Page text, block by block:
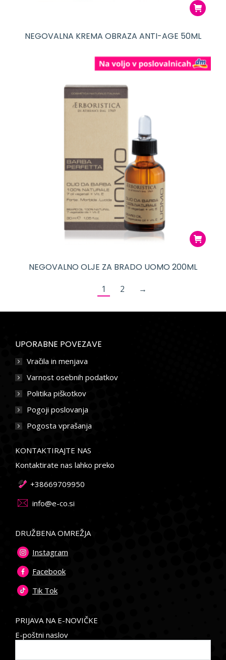
NEGOVALNA KREMA OBRAZA ANTI-AGE 50ML
NEGOVALNO OLJE ZA BRADO UOMO 200ML
1 2 →
UPORABNE POVEZAVE
Vračila in menjava
Varnost osebnih podatkov
Politika piškotkov
Pogoji poslovanja
Pogosta vprašanja
KONTAKTIRAJTE NAS
Kontaktirate nas lahko preko
+38669709950
info@e-co.si
DRUŽBENA OMREŽJA
Instagram
Facebook
Tik Tok
PRIJAVA NA E-NOVIČKE
E-poštni naslov